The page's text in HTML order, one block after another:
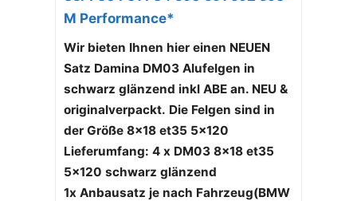
M Performance*
Wir bieten Ihnen hier einen NEUEN
Satz Damina DM03 Alufelgen in
schwarz glänzend inkl ABE an. NEU &
originalverpackt. Die Felgen sind in
der Größe 8x18 et35 5x120
Lieferumfang: 4 x DM03 8x18 et35
5x120 schwarz glänzend
1x Anbausatz je nach Fahrzeug(BMW